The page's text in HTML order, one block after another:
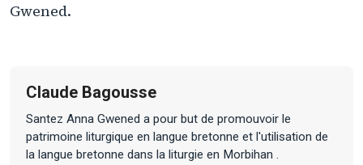
Gwened.
Claude Bagousse
Santez Anna Gwened a pour but de promouvoir le
patrimoine liturgique en langue bretonne et l'utilisation de
la langue bretonne dans la liturgie en Morbihan .